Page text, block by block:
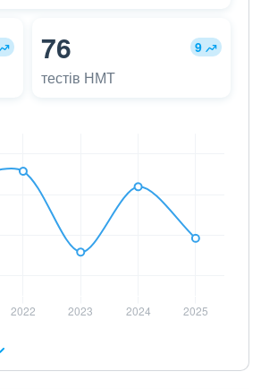
76 9
тестів НМТ